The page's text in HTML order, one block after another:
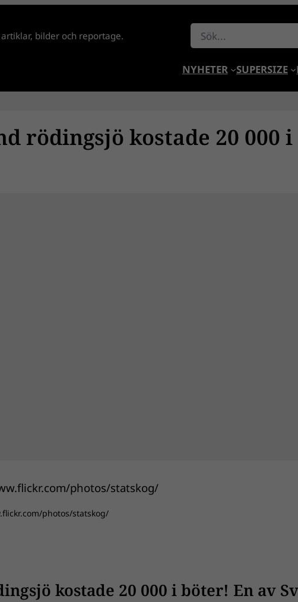
bilder och reportage. Sök
NYHETER SUPERSIZE
rödingsjö kostade 20 000 i
photos/statskog/
kostade 20 000 i böter! En av